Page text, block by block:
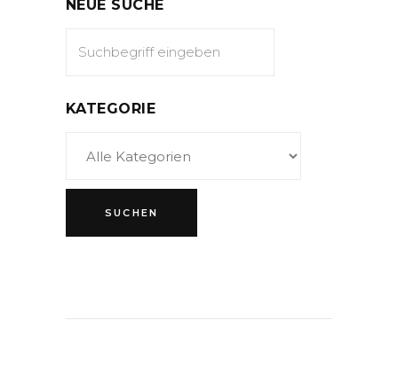
NEUE SUCHE
KATEGORIE